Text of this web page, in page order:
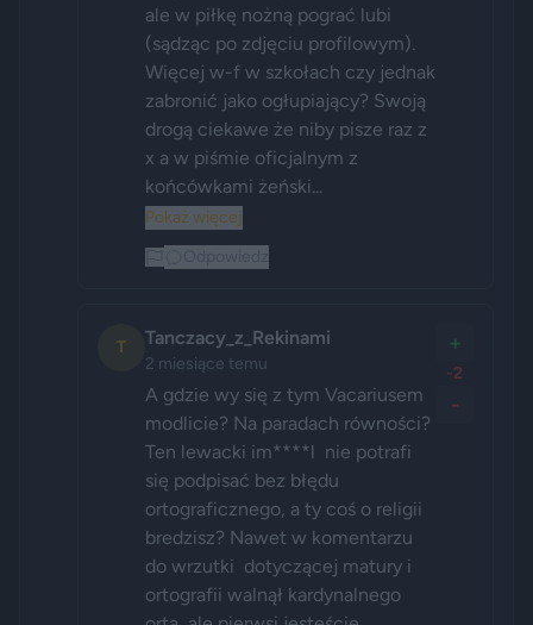
ale w piłkę nożną pograć lubi
(sądząc po zdjęciu profilowym).
Więcej w-f w szkołach czy jednak
zabronić jako ogłupiający? Swoją
drogą ciekawe że niby pisze raz z
x a w piśmie oficjalnym z
końcówkami żeński...
Pokaż więcej
T Tanczacy_z_Rekinami
2 miesiące temu
A gdzie wy się z tym Vacariusem
modlicie? Na paradach równości?
Ten lewacki im****l  nie potrafi
się podpisać bez błędu
ortograficznego, a ty coś o religii
bredzisz? Nawet w komentarzu
do wrzutki  dotyczącej matury i
ortografii walnął kardynalnego
+
-2
-